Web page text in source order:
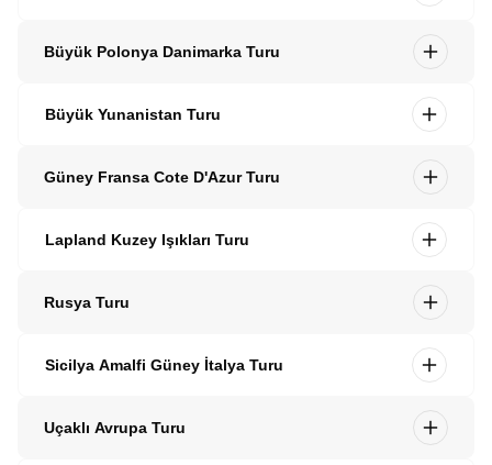
Büyük Polonya Danimarka Turu
Büyük Yunanistan Turu
Güney Fransa Cote D'Azur Turu
Lapland Kuzey Işıkları Turu
Rusya Turu
Sicilya Amalfi Güney İtalya Turu
Uçaklı Avrupa Turu